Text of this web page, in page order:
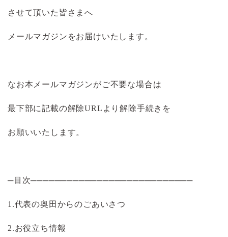
させて頂いた皆さまへ
メールマガジンをお届けいたします。
なお本メールマガジンがご不要な場合は
最下部に記載の解除URLより解除手続きを
お願いいたします。
─目次───────────────────────────
1.代表の奥田からのごあいさつ
2.お役立ち情報